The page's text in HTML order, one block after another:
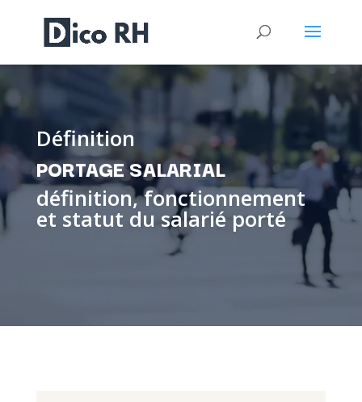
Définition
PORTAGE SALARIAL
définition, fonctionnement
et statut du salarié porté